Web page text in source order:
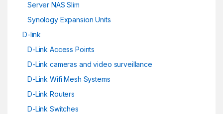
Server NAS Slim
Synology Expansion Units
D-link
D-Link Access Points
D-Link cameras and video surveillance
D-Link Wifi Mesh Systems
D-Link Routers
D-Link Switches